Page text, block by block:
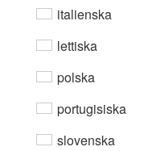
italienska
lettiska
polska
portugisiska
slovenska